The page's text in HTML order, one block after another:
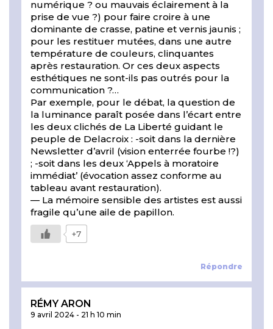
Répondre
numérique ? ou mauvais éclairement à la
prise de vue ?) pour faire croire à une
dominante de crasse, patine et vernis jaunis ;
pour les restituer mutées, dans une autre
température de couleurs, clinquantes
après restauration. Or ces deux aspects
esthétiques ne sont-ils pas outrés pour la
communication ?…
Par exemple, pour le débat, la question de
la luminance paraît posée dans l’écart entre
les deux clichés de La Liberté guidant le
peuple de Delacroix : -soit dans la dernière
Newsletter d’avril (vision enterrée fourbe !?)
; -soit dans les deux ‘Appels à moratoire
immédiat’ (évocation assez conforme au
tableau avant restauration).
— La mémoire sensible des artistes est aussi
fragile qu’une aile de papillon.
+7
RÉMY ARON
9 avril 2024 - 21 h 10 min